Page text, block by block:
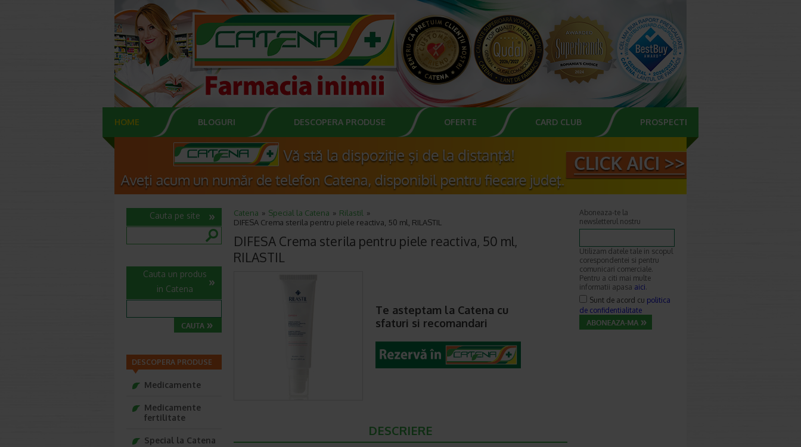
HOME BLOGURI DESCOPERA PRODUSE OFERTE CARD CLUB PROSPECTE
Catena Special la Catena
Rilastil
DIFESA Crema sterila pentru piele reactiva, 50 ml, RILASTIL
DIFESA Crema sterila pentru piele reactiva, 50 ml,
RILASTIL
Te asteptam la Catena cu
sfaturi si recomandari
DESCRIERE
Cauta pe site
Cauta un produs
in Catena
DESCOPERA PRODUSE
Medicamente
Medicamente
fertilitate
Special la Catena
Aboneaza-te la
newsletterul nostru
Utilizam datele tale in scopul
corespondentei si pentru
comunicari comerciale.
Pentru a citi mai multe
informatii apasa aici.
Sunt de acord cu politica
de confidentialitate